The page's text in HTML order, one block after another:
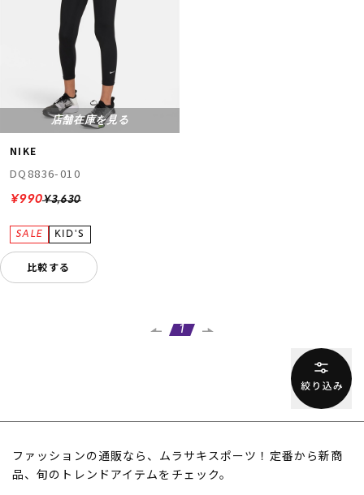
店舗在庫を見る
NIKE
DQ8836-010
¥3,630
¥990
比較する
1
ファッションの通販なら、ムラサキスポーツ！定番から新商
品、旬のトレンドアイテムをチェック。